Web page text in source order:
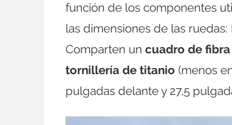
función de los componentes
las dimensiones de las
Comparten un cuadro de
tornillería de titanio (menos
pulgadas delante y 27,5